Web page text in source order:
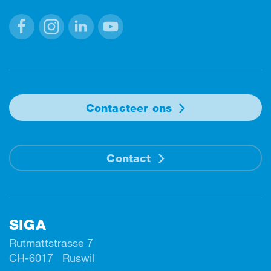
Contacteer ons
Contact
SIGA
Rutmattstrasse 7
CH-6017 Ruswil